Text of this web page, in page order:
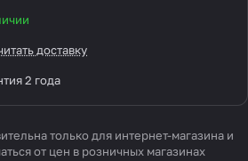
доставку
2 года
только для интернет-магазина и
от цен в розничных магазинах